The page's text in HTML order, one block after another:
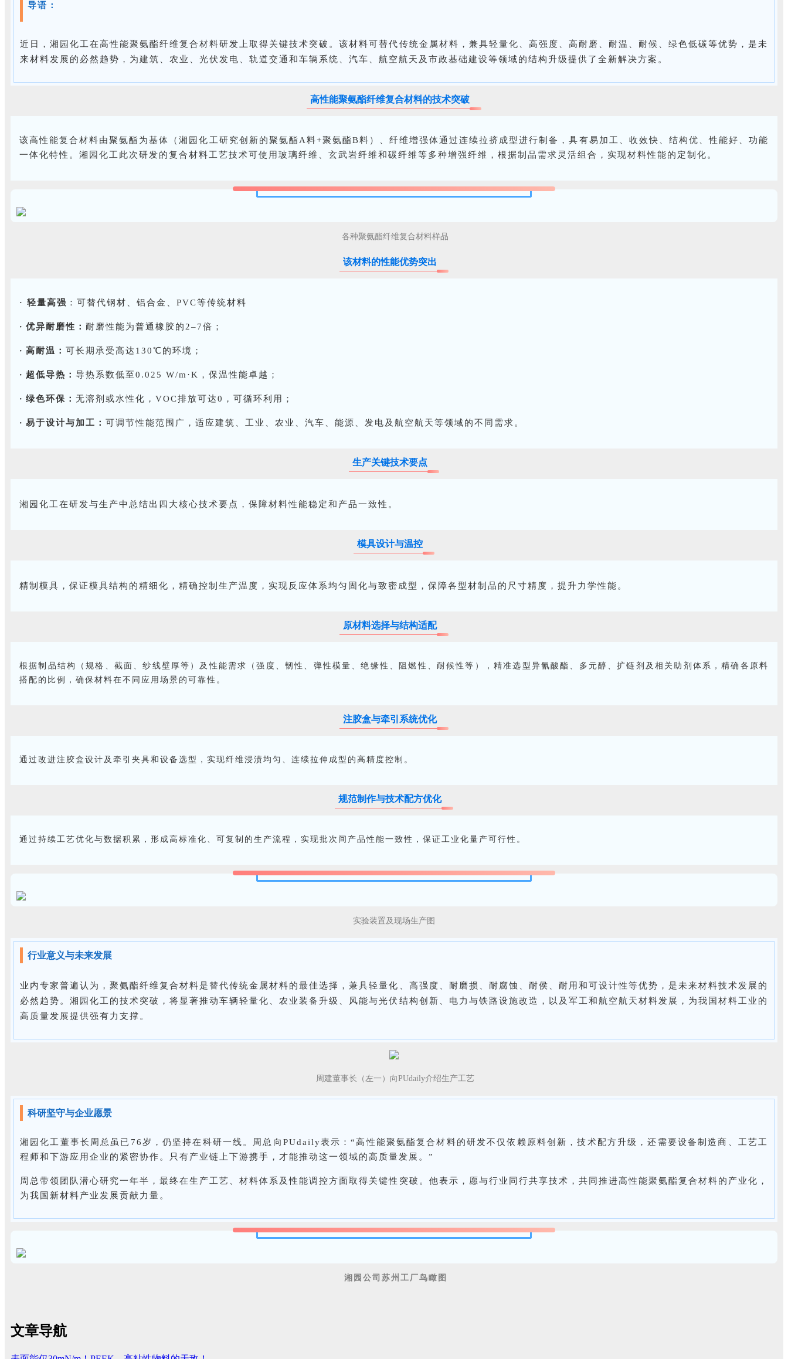
导语：
近日，湘园化工在高性能聚氨酯纤维复合材料研发上取得关键技术突破。该材料可替代传统金属材料，兼具轻量化、高强度、高耐磨、耐温、耐候、绿色低碳等优势，是未
来材料发展的必然趋势，为建筑、农业、光伏发电、轨道交通和车辆系统、汽车、航空航天及市政基础建设等领域的结构升级提供了全新解决方案。
高性能聚氨酯纤维复合材料的技术突破
该高性能复合材料由聚氨酯为基体（湘园化工研究创新的聚氨酯A料+聚氨酯B料）、纤维增强体通过连续拉挤成型进行制备，具有易加工、收效快、结构优、性能好、功能
一体化特性。湘园化工此次研发的复合材料工艺技术可使用玻璃纤维、玄武岩纤维和碳纤维等多种增强纤维，根据制品需求灵活组合，实现材料性能的定制化。
各种聚氨酯纤维复合材料样品
该材料的性能优势突出
· 轻量高强 ：可替代钢材、铝合金、PVC等传统材料
· 优异耐磨性： 耐磨性能为普通橡胶的2–7倍；
· 高耐温： 可长期承受高达130℃的环境；
· 超低导热： 导热系数低至0.025 W/m·K，保温性能卓越；
· 绿色环保： 无溶剂或水性化，VOC排放可达0，可循环利用；
· 易于设计与加工： 可调节性能范围广，适应建筑、工业、农业、汽车、能源、发电及航空航天等领域的不同需求。
生产关键技术要点
湘园化工在研发与生产中总结出四大核心技术要点，保障材料性能稳定和产品一致性。
模具设计与温控
精制模具，保证模具结构的精细化，精确控制生产温度，实现反应体系均匀固化与致密成型，保障各型材制品的尺寸精度，提升力学性能。
原材料选择与结构适配
根据制品结构（规格、截面、纱线壁厚等）及性能需求（强度、韧性、弹性模量、绝缘性、阻燃性、耐候性等），精准选型异氰酸酯、多元醇、扩链剂及相关助剂体系，精确各原料
搭配的比例，确保材料在不同应用场景的可靠性。
注胶盒与牵引系统优化
通过改进注胶盒设计及牵引夹具和设备选型，实现纤维浸渍均匀、连续拉伸成型的高精度控制。
规范制作与技术配方优化
通过持续工艺优化与数据积累，形成高标准化、可复制的生产流程，实现批次间产品性能一致性，保证工业化量产可行性。
实验装置及现场生产图
行业意义与未来发展
业内专家普遍认为，聚氨酯纤维复合材料是替代传统金属材料的最佳选择，兼具轻量化、高强度、耐磨损、耐腐蚀、耐侯、耐用和可设计性等优势，是未来材料技术发展的
必然趋势。湘园化工的技术突破，将显著推动车辆轻量化、农业装备升级、风能与光伏结构创新、电力与铁路设施改造，以及军工和航空航天材料发展，为我国材料工业的
高质量发展提供强有力支撑。
周建董事长（左一）向PUdaily介绍生产工艺
科研坚守与企业愿景
湘园化工董事长周总虽已76岁，仍坚持在科研一线。周总向PUdaily表示：“高性能聚氨酯复合材料的研发不仅依赖原料创新，技术配方升级，还需要设备制造商、工艺工
程师和下游应用企业的紧密协作。只有产业链上下游携手，才能推动这一领域的高质量发展。”
周总带领团队潜心研究一年半，最终在生产工艺、材料体系及性能调控方面取得关键性突破。他表示，愿与行业同行共享技术，共同推进高性能聚氨酯复合材料的产业化，
为我国新材料产业发展贡献力量。
湘园公司苏州工厂鸟瞰图
文章导航